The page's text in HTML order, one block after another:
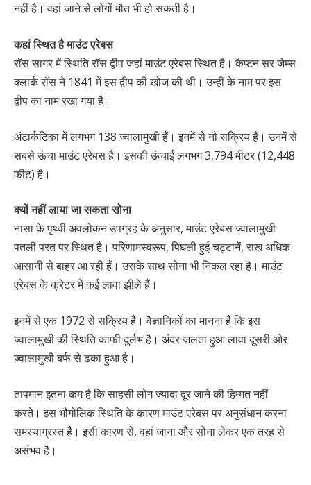
नहीं है। वहां जाने से लोगों मौत भी हो सकती है।
कहां स्थित है माउंट एरेबस
रॉस सागर में स्थिति रॉस द्वीप जहां माउंट एरेबस स्थित है। कैप्टन सर जेम्स
क्लार्क रॉस ने 1841 में इस द्वीप की खोज की थी। उन्हीं के नाम पर इस
द्वीप का नाम रखा गया है।
अंटार्कटिका में लगभग 138 ज्वालामुखी हैं। इनमें से नौ सक्रिय हैं। उनमें से
सबसे ऊंचा माउंट एरेबस है। इसकी ऊंचाई लगभग 3,794 मीटर (12,448
फीट) है।
क्यों नहीं लाया जा सकता सोना
नासा के पृथ्वी अवलोकन उपग्रह के अनुसार, माउंट एरेबस ज्वालामुखी
पतली परत पर स्थित है। परिणामस्वरूप, पिघली हुई चट्टानें, राख अधिक
आसानी से बाहर आ रही हैं। उसके साथ सोना भी निकल रहा है। माउंट
एरेबस के क्रेटर में कई लावा झीलें हैं।
इनमें से एक 1972 से सक्रिय है। वैज्ञानिकों का मानना ​​है कि इस
ज्वालामुखी की स्थिति काफी दुर्लभ है। अंदर जलता हुआ लावा दूसरी ओर
ज्वालामुखी बर्फ से ढका हुआ है।
तापमान इतना कम है कि साहसी लोग ज्यादा दूर जाने की हिम्मत नहीं
करते। इस भौगोलिक स्थिति के कारण माउंट एरेबस पर अनुसंधान करना
समस्याग्रस्त है। इसी कारण से, वहां जाना और सोना लेकर एक तरह से
असंभव है।